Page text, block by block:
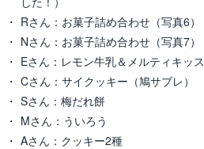
Rさん：お菓子詰め合わせ（写真6）
Nさん：お菓子詰め合わせ（写真7）
Eさん：レモン牛乳＆メルティキッス
Cさん：サイクッキー（鳩サブレ）
Sさん：梅だれ餅
Mさん：ういろう
Aさん：クッキー2種